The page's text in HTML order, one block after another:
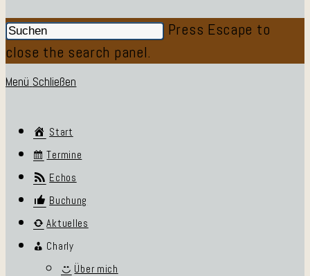
Press Escape to
close the search panel.
Menü Schließen
Start
Termine
Echos
Buchung
Aktuelles
Charly
Über mich